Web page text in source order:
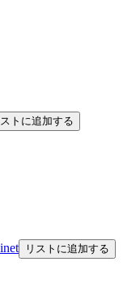
ストに追加する
リストに追加する